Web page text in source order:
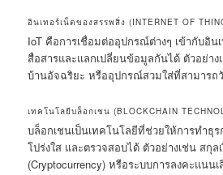
อินเทอร์เน็ตของสรรพสิ่ง (INTERNET OF
IoT คือการเชื่อมต่ออุปกรณ์ต่างๆ เข้ากับอิน
สื่อสารและแลกเปลี่ยนข้อมูลกันได้ ตัวอย่าง
บ้านอัจฉริยะ หรืออุปกรณ์สวมใส่ที่สามารถ
เทคโนโลยีบล็อกเชน (BLOCKCHAIN
บล็อกเชนเป็นเทคโนโลยีที่ช่วยให้การทำธุ
โปร่งใส และตรวจสอบได้ ตัวอย่างเช่น สกุล
(Cryptocurrency) หรือระบบการลงคะแนน